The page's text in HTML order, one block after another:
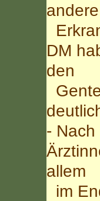
andere
DM
den
-
allem
im